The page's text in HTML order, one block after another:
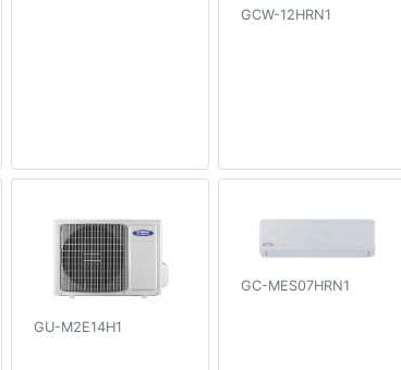
GCW-12HRN1
GU-M2E14H1
GC-MES07HRN1